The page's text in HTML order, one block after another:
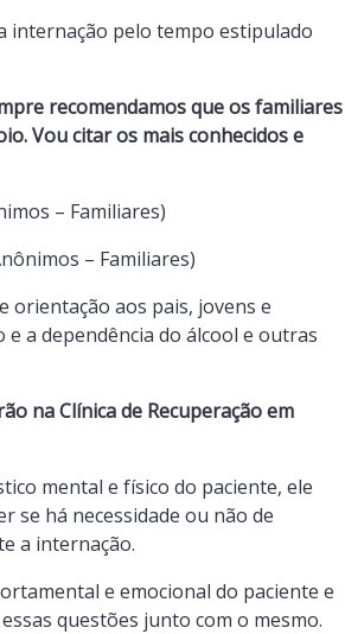
internação pelo tempo estipulado
recomendamos que os familiares
Vou citar os mais conhecidos e
– Familiares)
– Familiares)
orientação aos pais, jovens e
a dependência do álcool e outras
na Clínica de Recuperação em
mental e físico do paciente, ele
se há necessidade ou não de
a internação.
e emocional do paciente e
questões junto com o mesmo.